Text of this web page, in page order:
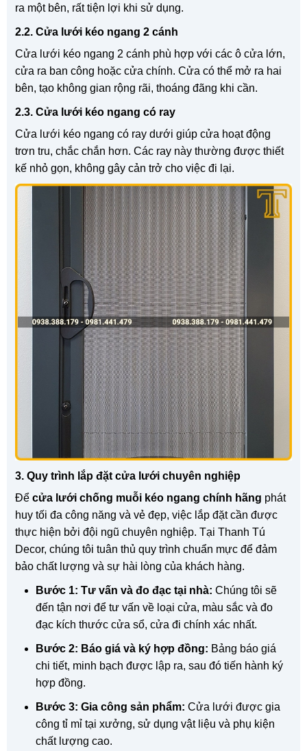
ra một bên, rất tiện lợi khi sử dụng.
2.2. Cửa lưới kéo ngang 2 cánh
Cửa lưới kéo ngang 2 cánh phù hợp với các ô cửa lớn,
cửa ra ban công hoặc cửa chính. Cửa có thể mở ra hai
bên, tạo không gian rộng rãi, thoáng đãng khi cần.
2.3. Cửa lưới kéo ngang có ray
Cửa lưới kéo ngang có ray dưới giúp cửa hoạt động
trơn tru, chắc chắn hơn. Các ray này thường được thiết
kế nhỏ gọn, không gây cản trở cho việc đi lại.
3. Quy trình lắp đặt cửa lưới chuyên nghiệp
Để cửa lưới chống muỗi kéo ngang chính hãng phát
huy tối đa công năng và vẻ đẹp, việc lắp đặt cần được
thực hiện bởi đội ngũ chuyên nghiệp. Tại Thanh Tú
Decor, chúng tôi tuân thủ quy trình chuẩn mực để đảm
bảo chất lượng và sự hài lòng của khách hàng.
Bước 1: Tư vấn và đo đạc tại nhà: Chúng tôi sẽ
đến tận nơi để tư vấn về loại cửa, màu sắc và đo
đạc kích thước cửa sổ, cửa đi chính xác nhất.
Bước 2: Báo giá và ký hợp đồng: Bảng báo giá
chi tiết, minh bạch được lập ra, sau đó tiến hành ký
hợp đồng.
Bước 3: Gia công sản phẩm: Cửa lưới được gia
công tỉ mỉ tại xưởng, sử dụng vật liệu và phụ kiện
chất lượng cao.